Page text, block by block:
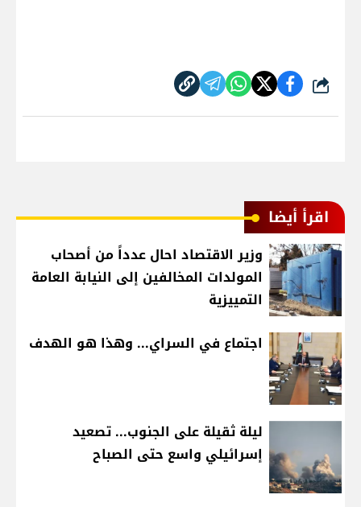
شارك
اقرأ أيضا
وزير الاقتصاد احال عدداً من أصحاب
المولدات المخالفين إلى النيابة العامة
التمييزية
اجتماع في السراي... وهذا هو الهدف
ليلة ثقيلة على الجنوب... تصعيد
إسرائيلي واسع حتى الصباح